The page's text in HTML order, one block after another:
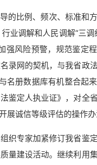
的比例、频次、标准和
业调解和人民调解“三调
强风险预警，规范鉴定
录网的契机，与我省政
名册数据库有机整合起
鉴定人执业证》，对全
诚信等级评估的操作办
织专家加紧修订我省鉴
量建设活动。继续利用